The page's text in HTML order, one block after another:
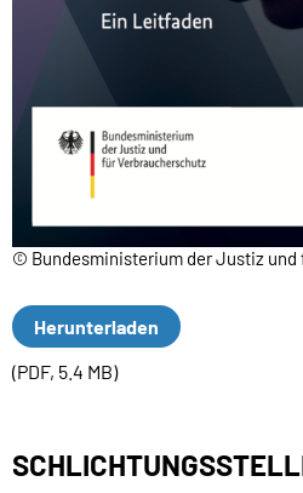
© Bundesministerium der Justiz
Herunterladen
(PDF, 5.4 MB)